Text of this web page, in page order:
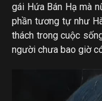
gái Hứa Bán Hạ mà
phần tương tự như
thách trong cuộc
người chưa bao giờ